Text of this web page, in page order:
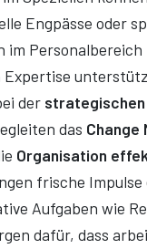
Engpässe oder
im Personalbereich
Expertise
der strategischen
das Change
Organisation
frische Impulse
Aufgaben wie
dafür, dass